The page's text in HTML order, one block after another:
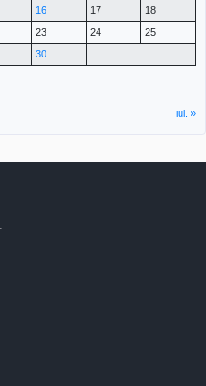
16 17
18
23 24
25
30
iul. »